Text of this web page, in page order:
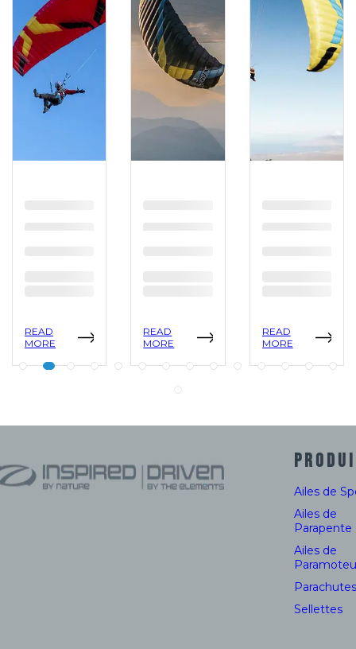
READ
MORE
READ
MORE
READ
MORE
Ailes de
Ailes de
Parapente
Ailes de
Parachutes
Sellettes